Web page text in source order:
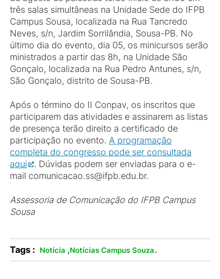
três salas simultâneas na Unidade Sede do IFPB
Campus Sousa, localizada na Rua Tancredo
Neves, s/n, Jardim Sorrilândia, Sousa-PB. No
último dia do evento, dia 05, os minicursos serão
ministrados a partir das 8h, na Unidade São
Gonçalo, localizada na Rua Pedro Antunes, s/n,
São Gonçalo, distrito de Sousa-PB.
Após o término do II Conpav, os inscritos que
participarem das atividades e assinarem as listas
de presença terão direito a certificado de
participação no evento. A programação
completa do congresso pode ser consultada
aqui
. Dúvidas podem ser enviadas para o e-
mail comunicacao.ss@ifpb.edu.br.
Assessoria de Comunicação do IFPB Campus
Sousa
Tags : Notícia ,Notícias Campus Souza.